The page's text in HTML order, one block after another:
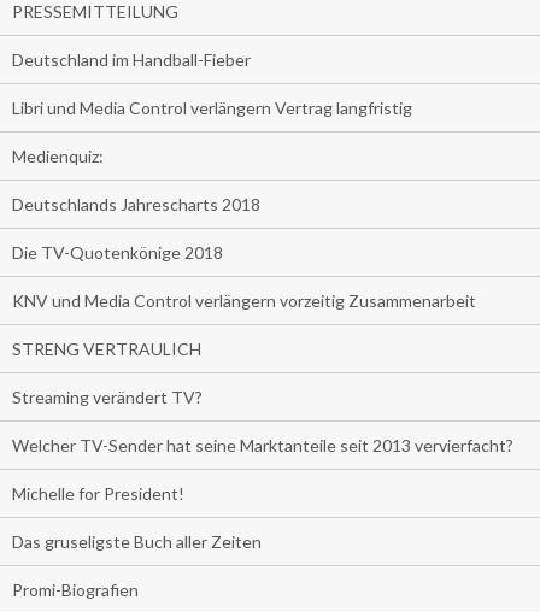
PRESSEMITTEILUNG
Deutschland im Handball-Fieber
Libri und Media Control verlängern Vertrag langfristig
Medienquiz:
Deutschlands Jahrescharts 2018
Die TV-Quotenkönige 2018
KNV und Media Control verlängern vorzeitig Zusammenarbeit
STRENG VERTRAULICH
Streaming verändert TV?
Welcher TV-Sender hat seine Marktanteile seit 2013 vervierfacht?
Michelle for President!
Das gruseligste Buch aller Zeiten
Promi-Biografien